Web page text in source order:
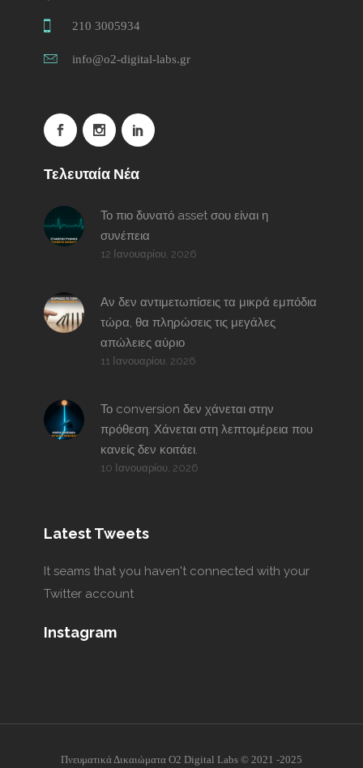
210 3005934
info@o2-digital-labs.gr
Τελευταία Νέα
Το πιο δυνατό asset σου είναι η
συνέπεια
12 Ιανουαρίου, 2026
Αν δεν αντιμετωπίσεις τα μικρά εμπόδια
τώρα, θα πληρώσεις τις μεγάλες
απώλειες αύριο
11 Ιανουαρίου, 2026
Το conversion δεν χάνεται στην
πρόθεση. Χάνεται στη λεπτομέρεια που
κανείς δεν κοιτάει.
10 Ιανουαρίου, 2026
Latest Tweets
It seams that you haven't connected with your
Twitter account
Instagram
Πνευματικά Δικαιώματα O2 Digital Labs © 2021 -2025